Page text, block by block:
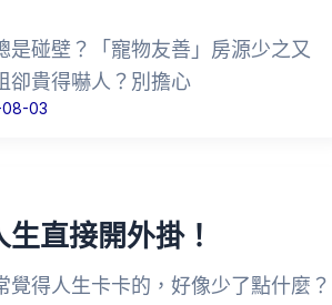
是碰壁？「寵物友善」房源少之又
卻貴得嚇人？別擔心
03
直接開外掛！
得人生卡卡的，好像少了點什麼？